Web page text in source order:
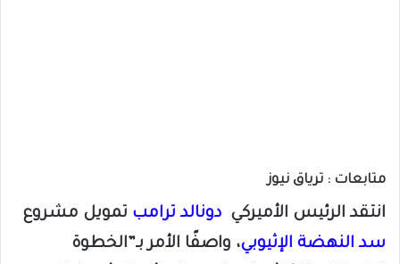
متابعات : ترياق نيوز
انتقد الرئيس الأميركي دونالد ترامب تمويل مشروع
سد النهضة الإثيوبي، واصفًا الأمر بـ”الخطوة